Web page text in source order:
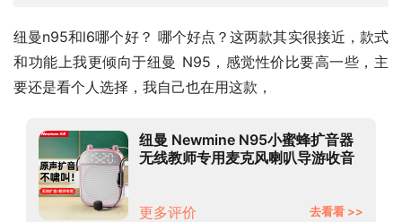
纽曼n95和l6哪个好？ 哪个好点？这两款其实很接近，款式
和功能上我更倾向于纽曼 N95，感觉性价比要高一些，主
要还是看个人选择，我自己也在用这款，
纽曼 Newmine N95小蜜蜂扩音器
无线教师专用麦克风喇叭导游收音
更多评价 去看看 >>